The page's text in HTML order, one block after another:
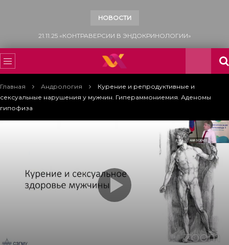
НОВОСТИ
15.11.25 «ВСЕМИРНЫЙ ДЕНЬ БОРЬБЫ С САХАРНЫМ ДИАБЕТОМ»
Главная Андрология
Курение и репродуктивные и
сексуальные нарушения у мужчин. Гипераммониемия. Аденомы
гипофиза